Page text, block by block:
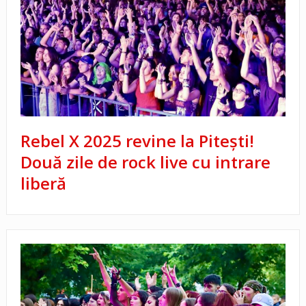
Rebel X 2025 revine la Pitești!
Două zile de rock live cu intrare
liberă